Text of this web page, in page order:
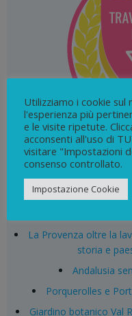
La Provenza oltre la
storia e
Andalusia
Porquerolles e
Giardino botanico Val
Utilizziamo i cookie
l'esperienza più
e le visite ripetute.
acconsenti all'uso di
visitare "Impostazioni
consenso controllato.
Impostazione Cookie